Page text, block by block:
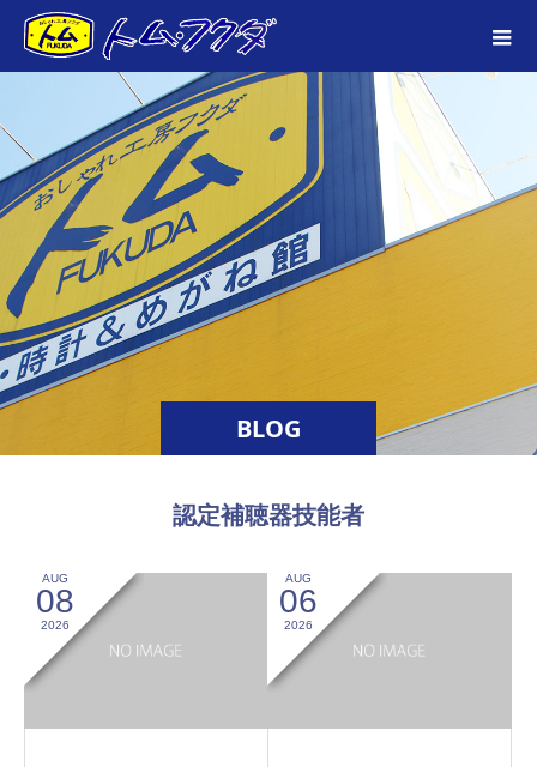
BLOG
認定補聴器技能者
AUG
08
2026
AUG
06
2026